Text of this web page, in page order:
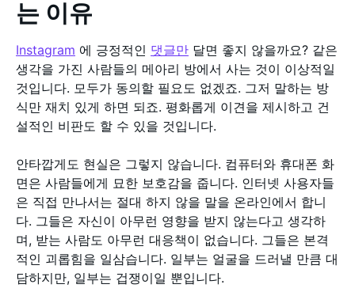
는 이유
Instagram 에 긍정적인 댓글만 달면 좋지 않을까요? 같은
생각을 가진 사람들의 메아리 방에서 사는 것이 이상적일
것입니다. 모두가 동의할 필요도 없겠죠. 그저 말하는 방
식만 재치 있게 하면 되죠. 평화롭게 이견을 제시하고 건
설적인 비판도 할 수 있을 것입니다.
안타깝게도 현실은 그렇지 않습니다. 컴퓨터와 휴대폰 화
면은 사람들에게 묘한 보호감을 줍니다. 인터넷 사용자들
은 직접 만나서는 절대 하지 않을 말을 온라인에서 합니
다. 그들은 자신이 아무런 영향을 받지 않는다고 생각하
며, 받는 사람도 아무런 대응책이 없습니다. 그들은 본격
적인 괴롭힘을 일삼습니다. 일부는 얼굴을 드러낼 만큼 대
담하지만, 일부는 겁쟁이일 뿐입니다.